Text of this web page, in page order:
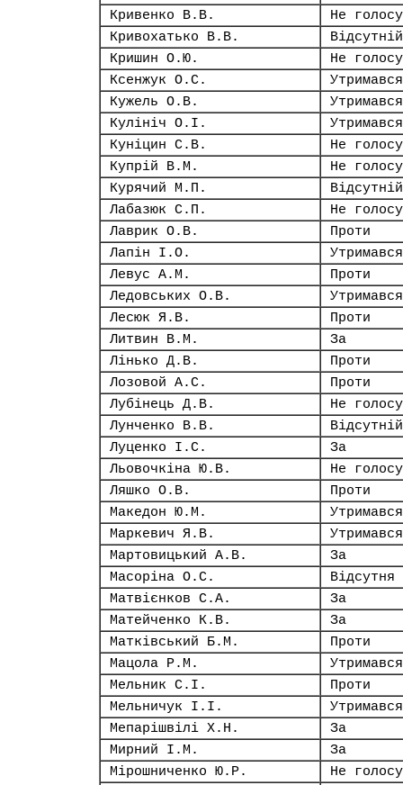
Кривенко В.В.
Не
Кривохатько В.В.
Відсутній
Кришин О.Ю.
Не
Ксенжук О.С.
Утримався
Кужель О.В.
Утримався
Кулініч О.І.
Утримався
Куніцин С.В.
Не
Купрій В.М.
Не
Курячий М.П.
Відсутній
Лабазюк С.П.
Не
Лаврик О.В.
Проти
Лапін І.О.
Утримався
Левус А.М.
Проти
Ледовських О.В.
Утримався
Лесюк Я.В.
Проти
Литвин В.М.
За
Лінько Д.В.
Проти
Лозовой А.С.
Проти
Лубінець Д.В.
Не
Лунченко В.В.
Відсутній
Луценко І.С.
За
Льовочкіна Ю.В.
Не
Ляшко О.В.
Проти
Македон Ю.М.
Утримався
Маркевич Я.В.
Утримався
Мартовицький А.В.
За
Масоріна О.С.
Відсутня
Матвієнков С.А.
За
Матейченко К.В.
За
Матківський Б.М.
Проти
Мацола Р.М.
Утримався
Мельник С.І.
Проти
Мельничук І.І.
Утримався
Мепарішвілі Х.Н.
За
Мирний І.М.
За
Мірошниченко Ю.Р.
Не